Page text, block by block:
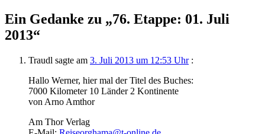
Ein Gedanke zu „76. Etappe: 01. Juli
2013“
Traudl sagte am 3. Juli 2013 um 12:53 Uhr :
Hallo Werner, hier mal der Titel des Buches:
7000 Kilometer 10 Länder 2 Kontinente
von Arno Amthor
Am Thor Verlag